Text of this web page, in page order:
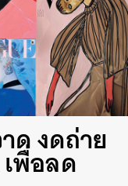
ด งดถ่าย
พื่อลด